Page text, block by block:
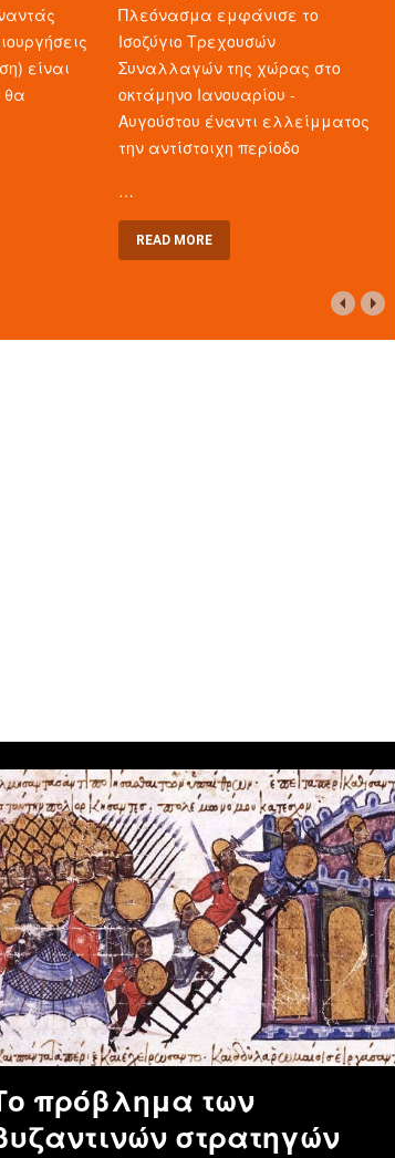
είναι
θα
Πλεόνασμα εμφάνισε το
Ισοζύγιο Τρεχουσών
Συναλλαγών της χώρας στο
οκτάμηνο Ιανουαρίου -
Αυγούστου έναντι ελλείμματος
την αντίστοιχη περίοδο
…
READ MORE
πρόβλημα των
στρατηγών